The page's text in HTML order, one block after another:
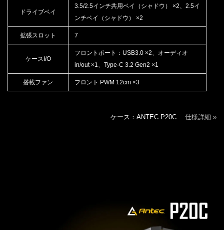
ドライブベイ
3.5/2.5インチ共用ベイ（シャドウ） ×2、2.5イ
ンチベイ（シャドウ） ×2
拡張スロット 7
ケースI/O
フロントポート：USB3.0 ×2、オーディオ
in/out ×1、Type-C 3.2 Gen2 ×1
搭載ファン フロント PWM 12cm ×3
ケース：ANTEC P20C 仕様詳細 »